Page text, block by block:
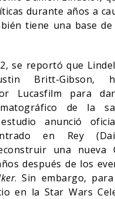
durante años a
tiene una base de
se reportó que
Britt-Gibson,
Lucasfilm para
de la
anunció
en Rey
una nueva
después de los
. Sin embargo,
en la Star Wars